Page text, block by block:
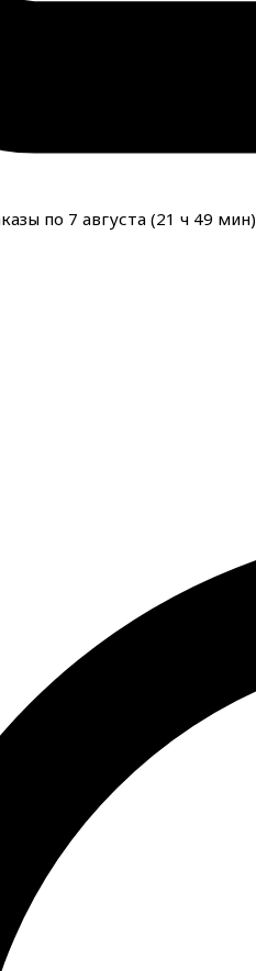
по 7 августа (21 ч 49 мин)